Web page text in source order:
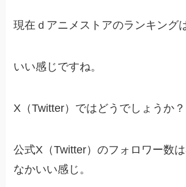
現在ｄアニメストアのランキング
いい感じですね。
X（Twitter）ではどうでしょうか？
公式X（Twitter）のフォロワー数
なかいい感じ。